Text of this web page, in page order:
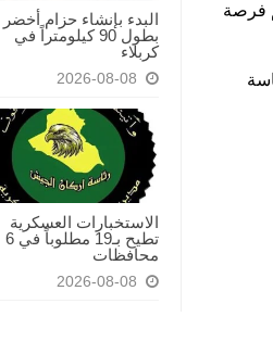
البدء بإنشاء حزام أخضر
بطول 90 كيلومتراً في
كربلاء
2026-08-08
الاستخبارات العسكرية
تطيح بـ19 مطلوباً في 6
محافظات
2026-08-08
فرصة